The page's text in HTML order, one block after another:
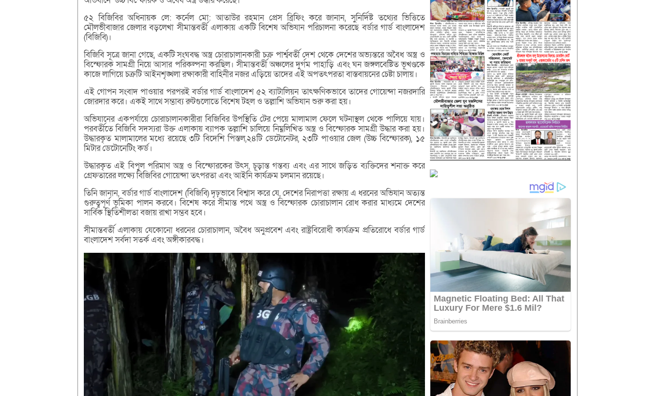
৫২ বিজিবির অধিনায়ক লে: কর্নেল মো: আতাউর রহমান প্রেস ব্রিফিং করে জানান, সুনির্দিষ্ট তথ্যের ভিত্তিতে
মৌলভীবাজার জেলার বড়লেখা সীমান্তবর্তী এলাকায় একটি বিশেষ অভিযান পরিচালনা করেছে বর্ডার গার্ড বাংলাদেশ
(বিজিবি)।
বিজিবি সূত্রে জানা গেছে, একটি সংঘবদ্ধ অস্ত্র চোরাচালানকারী চক্র পার্শ্ববর্তী দেশ থেকে দেশের অভ্যন্তরে অবৈধ অস্ত্র ও
বিস্ফোরক সামগ্রী নিয়ে আসার পরিকল্পনা করছিল। সীমান্তবর্তী অঞ্চলের দুর্গম পাহাড়ি এবং ঘন জঙ্গলবেষ্টিত ভূখণ্ডকে
কাজে লাগিয়ে চক্রটি আইনশৃঙ্খলা রক্ষাকারী বাহিনীর নজর এড়িয়ে তাদের এই অপতৎপরতা বাস্তবায়নের চেষ্টা চালায়।
এই গোপন সংবাদ পাওয়ার পরপরই বর্ডার গার্ড বাংলাদেশ ৫২ ব্যাটালিয়ন তাৎক্ষণিকভাবে তাদের গোয়েন্দা নজরদারি
জোরদার করে। একই সাথে সম্ভাব্য রুটগুলোতে বিশেষ টহল ও তল্লাশি অভিযান শুরু করা হয়।
অভিযানের একপর্যায়ে চোরাচালানকারীরা বিজিবির উপস্থিতি টের পেয়ে মালামাল ফেলে ঘটনাস্থল থেকে পালিয়ে যায়।
পরবর্তীতে বিজিবি সদস্যরা উক্ত এলাকায় ব্যাপক তল্লাশি চালিয়ে নিম্নলিখিত অস্ত্র ও বিস্ফোরক সামগ্রী উদ্ধার করা হয়।
উদ্ধারকৃত মালামালের মধ্যে রয়েছে ৩টি বিদেশি পিস্তল,২৪টি ডেটোনেটর, ২৩টি পাওয়ার জেল (উচ্চ বিস্ফোরক), ১৫
মিটার ডেটোনেটিং কর্ড।
উদ্ধারকৃত এই বিপুল পরিমাণ অস্ত্র ও বিস্ফোরকের উৎস, চূড়ান্ত গন্তব্য এবং এর সাথে জড়িত ব্যক্তিদের শনাক্ত করে
গ্রেফতারের লক্ষ্যে বিজিবির গোয়েন্দা তৎপরতা এবং আইনি কার্যক্রম চলমান রয়েছে।
তিনি জানান, বর্ডার গার্ড বাংলাদেশ (বিজিবি) দৃঢ়ভাবে বিশ্বাস করে যে, দেশের নিরাপত্তা রক্ষায় এ ধরনের অভিযান অত্যন্ত
গুরুত্বপূর্ণ ভূমিকা পালন করবে। বিশেষ করে সীমান্ত পথে অস্ত্র ও বিস্ফোরক চোরাচালান রোধ করার মাধ্যমে দেশের
সার্বিক স্থিতিশীলতা বজায় রাখা সম্ভব হবে।
সীমান্তবর্তী এলাকায় যেকোনো ধরনের চোরাচালান, অবৈধ অনুপ্রবেশ এবং রাষ্ট্রবিরোধী কার্যক্রম প্রতিরোধে বর্ডার গার্ড
বাংলাদেশ সর্বদা সতর্ক এবং অঙ্গীকারবদ্ধ।